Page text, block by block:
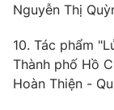
Nguyễn Thị
10. Tác phẩm
Thành phố Hồ
Hoàn Thiện -